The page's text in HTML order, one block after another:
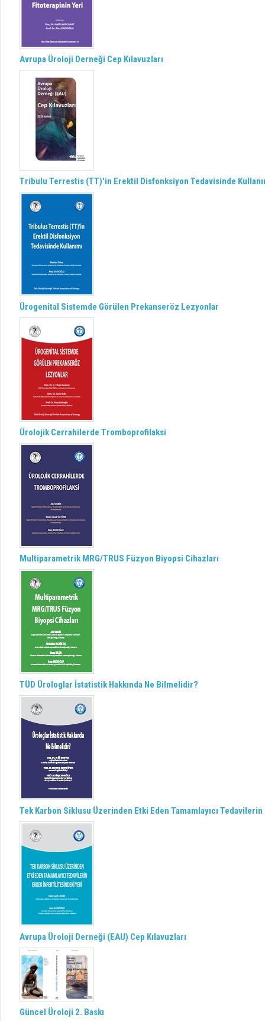
Avrupa Üroloji Derneği Cep Kılavuzları
Tribulu Terrestis (TT)'in Erektil Disfonksiyon Tedavisinde
Ürogenital Sistemde Görülen Prekanseröz Lezyonlar
Ürolojik Cerrahilerde Tromboprofilaksi
Multiparametrik MRG/TRUS Füzyon Biyopsi Cihazları
TÜD Ürologlar İstatistik Hakkında Ne Bilmelidir?
Tek Karbon Siklusu Üzerinden Etki Eden Tamamlayıcı
Avrupa Üroloji Derneği (EAU) Cep Kılavuzları
Güncel Üroloji 2. Baskı